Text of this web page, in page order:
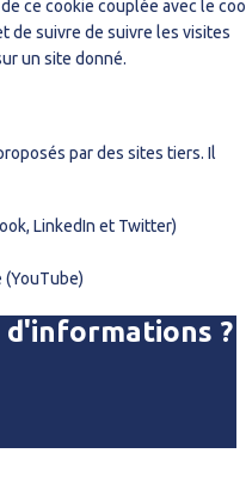
de ce cookie couplée avec le
de suivre de suivre les visites
un site donné.
par des sites tiers. Il
LinkedIn et Twitter)
d'informations ?